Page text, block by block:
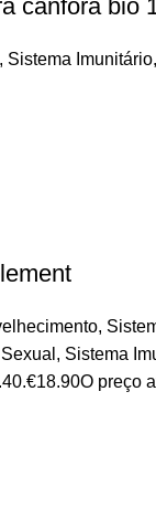
cânfora bio
, Sistema Imunitário,
,
, Sistema
€18.90O preço